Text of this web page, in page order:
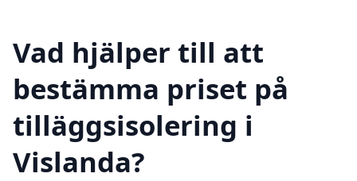
Vad hjälper till att
bestämma priset på
tilläggsisolering i
Vislanda?